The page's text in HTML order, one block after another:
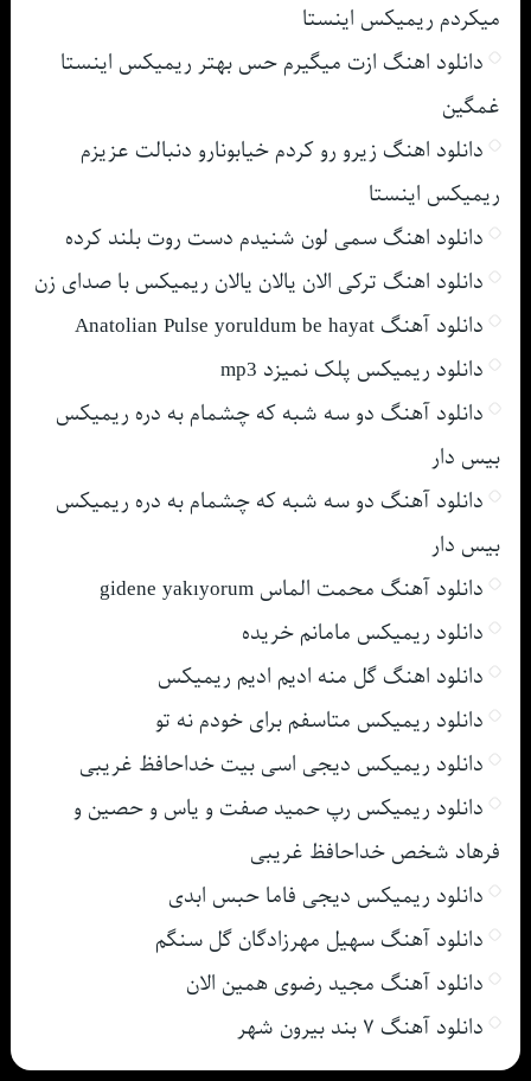
میکردم ریمیکس اینستا
دانلود اهنگ ازت میگیرم حس بهتر ریمیکس اینستا
غمگین
دانلود اهنگ زیرو رو کردم خیابونارو دنبالت عزیزم
ریمیکس اینستا
دانلود اهنگ سمی لون شنیدم دست روت بلند کرده
دانلود اهنگ ترکی الان یالان یالان ریمیکس با صدای زن
دانلود آهنگ Anatolian Pulse yoruldum be hayat
دانلود ریمیکس پلک نمیزد mp3
دانلود آهنگ دو سه شبه که چشمام به دره ریمیکس
بیس دار
دانلود آهنگ دو سه شبه که چشمام به دره ریمیکس
بیس دار
دانلود آهنگ محمت الماس gidene yakıyorum
دانلود ریمیکس مامانم خریده
دانلود اهنگ گل منه ادیم ادیم ریمیکس
دانلود ریمیکس متاسفم برای خودم نه تو
دانلود ریمیکس دیجی اسی بیت خداحافظ غریبی
دانلود ریمیکس رپ حمید صفت و یاس و حصین و
فرهاد شخص خداحافظ غریبی
دانلود ریمیکس دیجی فاما حبس ابدی
دانلود آهنگ سهیل مهرزادگان گل سنگم
دانلود آهنگ مجید رضوی همین الان
دانلود آهنگ ۷ بند بیرون شهر